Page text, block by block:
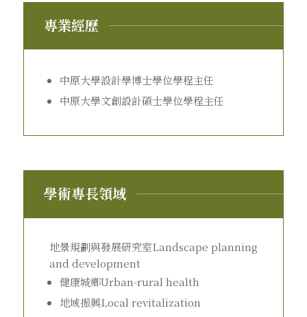
專業經歷
中原大學設計學博士學位學程主任
中原大學文創設計碩士學位學程主任
學術專長領域
地景規劃與發展研究室Landscape planning
and development
健康城鄉Urban-rural health
地域振興Local revitalization